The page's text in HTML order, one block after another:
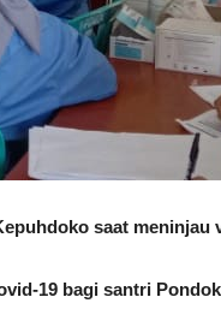
saat meninjau
19 bagi santri